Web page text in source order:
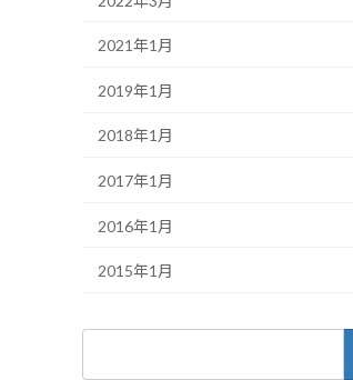
2021年1月
2019年1月
2018年1月
2017年1月
2016年1月
2015年1月